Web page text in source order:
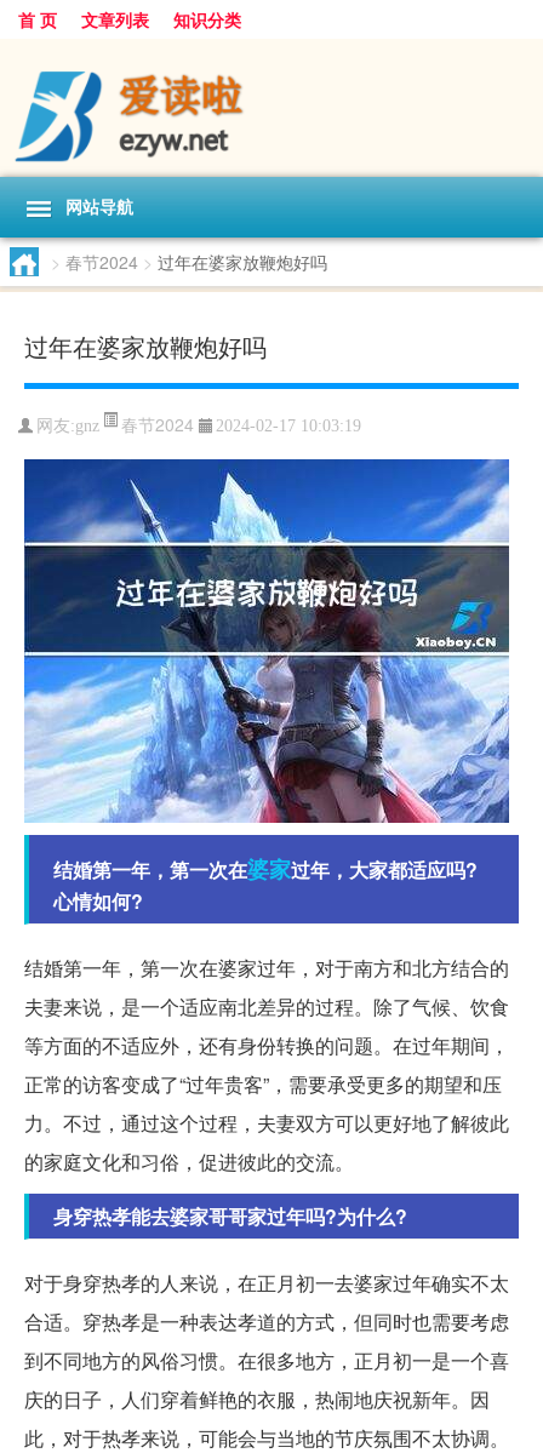
首 页 文章列表 知识分类
网站导航
> 春节2024 > 过年在婆家放鞭炮好吗
过年在婆家放鞭炮好吗
网友:gnz 春节2024 2024-02-17 10:03:19
结婚第一年，第一次在婆家过年，大家都适应吗?
心情如何?
结婚第一年，第一次在婆家过年，对于南方和北方结合的
夫妻来说，是一个适应南北差异的过程。除了气候、饮食
等方面的不适应外，还有身份转换的问题。在过年期间，
正常的访客变成了“过年贵客”，需要承受更多的期望和压
力。不过，通过这个过程，夫妻双方可以更好地了解彼此
的家庭文化和习俗，促进彼此的交流。
身穿热孝能去婆家哥哥家过年吗?为什么?
对于身穿热孝的人来说，在正月初一去婆家过年确实不太
合适。穿热孝是一种表达孝道的方式，但同时也需要考虑
到不同地方的风俗习惯。在很多地方，正月初一是一个喜
庆的日子，人们穿着鲜艳的衣服，热闹地庆祝新年。因
此，对于热孝来说，可能会与当地的节庆氛围不太协调。